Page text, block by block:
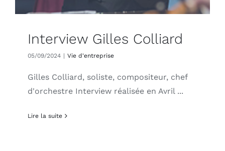
Interview Gilles Colliard
05/09/2024 | Vie d'entreprise
Gilles Colliard, soliste, compositeur, chef
d'orchestre Interview réalisée en Avril ...
Lire la suite